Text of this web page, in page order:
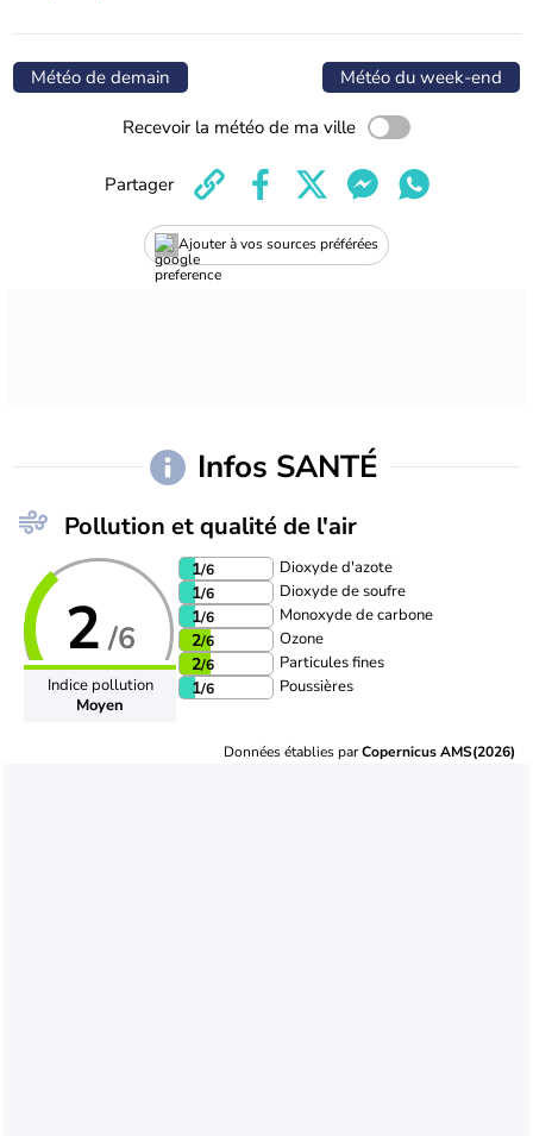
Météo de demain Météo du week-end
Recevoir la météo de ma ville
Ajouter à vos sources préférées
Partager
Infos SANTÉ
Pollution et qualité de l'air
2 /6
Indice pollution
Moyen
1/6 Dioxyde d'azote
1/6 Dioxyde de soufre
1/6 Monoxyde de carbone
2/6 Ozone
2/6 Particules fines
1/6 Poussières
Données établies parCopernicus AMS(2026)